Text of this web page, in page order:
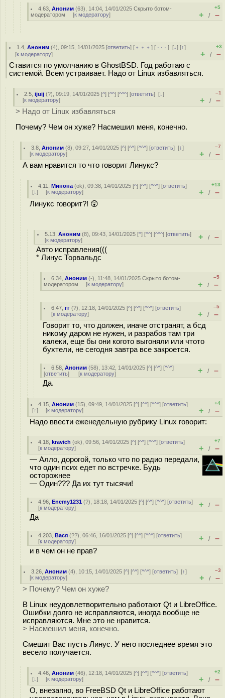
4.63 ,Аноним (63), 14:04, 14/01/2025Скрыто ботом-
модератором [к модератору]
+5
+ / –
1.4 ,Аноним (4), 09:15, 14/01/2025 [ответить] [ ﹢﹢﹢] [ · · ·][↓] [↑]
[к модератору]
+3
+ / –
Ставится по умолчанию в GhostBSD. Год работаю с
системой. Всем устраивает. Надо от Linux избавляться.
2.5 ,ijuij (?), 09:19, 14/01/2025 [^] [^^] [^^^] [ответить][↓]
[к модератору]
–1
+ / –
> Надо от Linux избавляться
Почему? Чем он хуже? Насмешил меня, конечно.
3.8 ,Аноним (8), 09:27, 14/01/2025 [^] [^^] [^^^] [ответить][↓]
[к модератору]
–7
+ / –
А вам нравится то что говорит Линукс?
4.11 ,Минона (ok), 09:38, 14/01/2025 [^] [^^] [^^^] [ответить]
[↓] [к модератору]
+13
+ / –
Линукс говорит?! 😲
5.13 ,Аноним (8), 09:43, 14/01/2025 [^] [^^] [^^^] [ответить]
[к модератору] + / –
Авто исправления(((
* Линус Торвальдс
6.34 ,Аноним (-), 11:48, 14/01/2025Скрыто ботом-
модератором [к модератору]
–5
+ / –
6.47 ,гг (?), 12:18, 14/01/2025 [^] [^^] [^^^] [ответить]
[к модератору]
–5
+ / –
Говорит то, что должен, иначе отстранят, а бсд
никому даром не нужен, и разрабов там три
калеки, еще бы они когото выгоняли или чтото
бухтели, не сегодня завтра все закроется.
6.58 ,Аноним (58), 13:42, 14/01/2025 [^] [^^] [^^^]
[ответить] [к модератору] + / –
Да.
4.15 ,Аноним (15), 09:49, 14/01/2025 [^] [^^] [^^^] [ответить]
[↑] [к модератору]
+4
+ / –
Надо ввести еженедельную рубрику Linux говорит:
4.18 ,kravich (ok), 09:56, 14/01/2025 [^] [^^] [^^^] [ответить]
[к модератору]
+7
+ / –
— Алло, дорогой, только что по радио передали,
что один псих едет по встречке. Будь
осторожнее
— Один??? Да их тут тысячи!⁠⁠
4.96 ,Enemy1231 (?), 18:18, 14/01/2025 [^] [^^] [^^^] [ответить]
[к модератору] + / –
Да
4.203 ,Вася (??), 06:46, 16/01/2025 [^] [^^] [^^^] [ответить]
[к модератору] + / –
и в чем он не прав?
3.26 ,Аноним (4), 10:15, 14/01/2025 [^] [^^] [^^^] [ответить][↑]
[к модератору]
–3
+ / –
> Почему? Чем он хуже?
В Linux неудовлетворительно работают Qt и LibreOffice.
Ошибки долго не исправляются, иногда вообще не
исправляются. Мне это не нравится.
> Насмешил меня, конечно.
Смешит Вас пусть Линус. У него последнее время это
весело получается.
4.46 ,Аноним (46), 12:18, 14/01/2025 [^] [^^] [^^^] [ответить]
[↓] [к модератору]
+2
+ / –
О, внезапно, во FreeBSD Qt и LibreOffice работают